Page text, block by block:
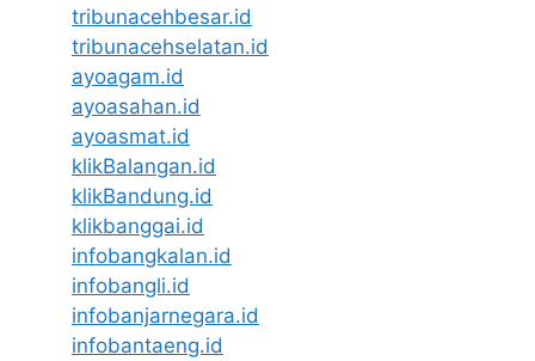
tribunacehbesar.id
tribunacehselatan.id
ayoagam.id
ayoasahan.id
ayoasmat.id
klikBalangan.id
klikBandung.id
klikbanggai.id
infobangkalan.id
infobangli.id
infobanjarnegara.id
infobantaeng.id